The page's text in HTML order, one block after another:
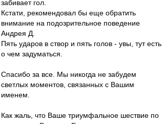
забивает гол.
Кстати, рекомендовал бы еще обратить
внимание на подозрительное поведение
Андрея Д.
Пять ударов в створ и пять голов - увы, тут есть
о чем задуматься.
Спасибо за все. Мы никогда не забудем
светлых моментов, связанных с Вашим
именем.
Как жаль, что Ваше триумфальное шествие по